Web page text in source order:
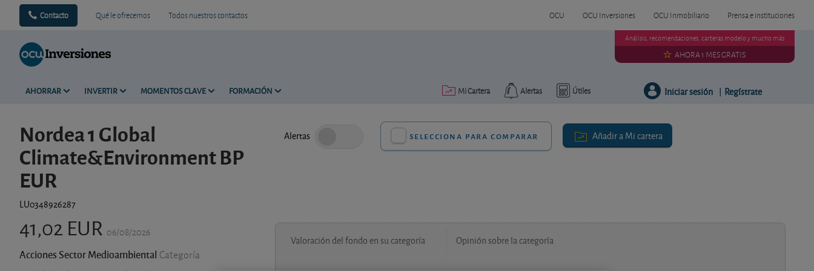
Contacto Qué le ofrecemos Todos nuestros contactos OCU OCU Inversiones OCU Inmobiliario Prensa e instituciones
AHORRAR INVERTIR MOMENTOS CLAVE FORMACIÓN Útiles
Alertas
Mi Cartera
Análisis, recomendaciones, carteras modelo y mucho más
AHORA 1 MES GRATIS
Iniciar sesión | Regístrate
Nordea 1 Global
Climate&Environment BP
EUR
LU0348926287
Alertas selecciona para comparar Añadir a Mi cartera
41,02 EUR 06/08/2026
Acciones Sector Medioambiental Categoría
Valoración del fondo en su categoría Opinión sobre la categoría